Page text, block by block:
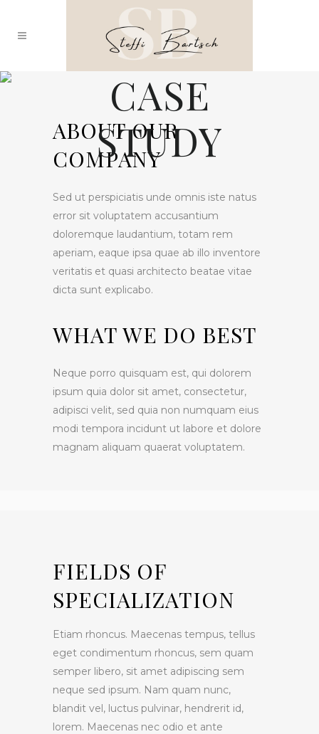
CASE
STUDY
ABOUT OUR
COMPANY
Sed ut perspiciatis unde omnis iste natus
error sit voluptatem accusantium
doloremque laudantium, totam rem
aperiam, eaque ipsa quae ab illo inventore
veritatis et quasi architecto beatae vitae
dicta sunt explicabo.
WHAT WE DO BEST
Neque porro quisquam est, qui dolorem
ipsum quia dolor sit amet, consectetur,
adipisci velit, sed quia non numquam eius
modi tempora incidunt ut labore et dolore
magnam aliquam quaerat voluptatem.
FIELDS OF
SPECIALIZATION
Etiam rhoncus. Maecenas tempus, tellus
eget condimentum rhoncus, sem quam
semper libero, sit amet adipiscing sem
neque sed ipsum. Nam quam nunc,
blandit vel, luctus pulvinar, hendrerit id,
lorem. Maecenas nec odio et ante